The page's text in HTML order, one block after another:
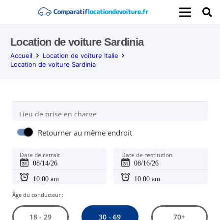
Location de voiture Sardinia
Accueil
Location de voiture Italie
Location de voiture Sardinia
Lieu de prise en charge
Retourner au même endroit
Date de retrait Date de restitution
Âge du conducteur :
18 - 29 30 - 69 70+